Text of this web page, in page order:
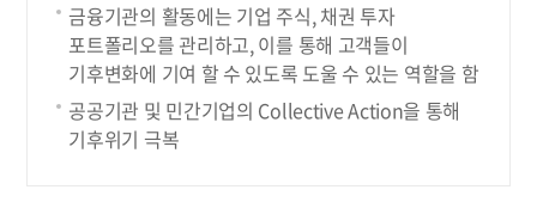
금융기관의 활동에는 기업 주식, 채권 투자
포트폴리오를 관리하고, 이를 통해 고객들이
기후변화에 기여 할 수 있도록 도울 수 있는 역할을 함
공공기관 및 민간기업의 Collective Action을 통해
기후위기 극복